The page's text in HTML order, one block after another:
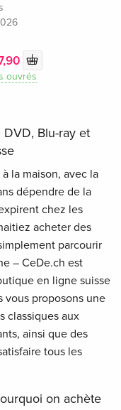
ouvrés
Blu-ray et
la maison, avec la
dépendre de la
chez les
acheter des
parcourir
– CeDe.ch est
en ligne suisse
vous proposons une
classiques aux
ainsi que des
tous les
on achète